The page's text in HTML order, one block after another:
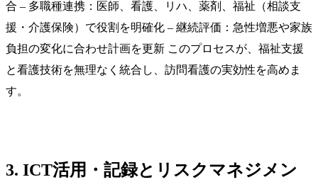
合 – 多職種連携：医師、看護、リハ、薬剤、福祉（相談支
援・介護保険）で役割を明確化 – 継続評価：急性増悪や家族
負担の変化に合わせ計画を更新 このプロセスが、福祉支援
と看護技術を無理なく統合し、訪問看護の実効性を高めま
す。
3. ICT活用・記録とリスクマネジメン